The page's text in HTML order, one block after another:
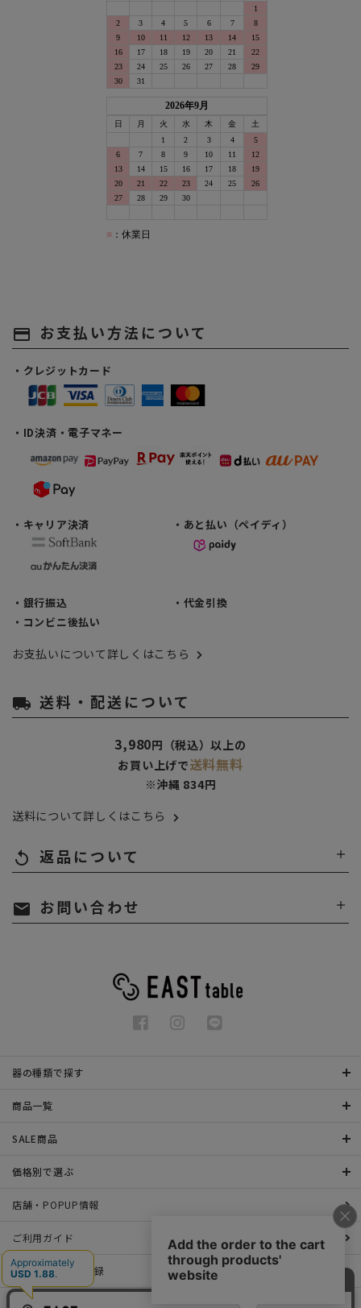
payment お支払い方法について
・クレジットカード
・ID決済・電子マネー
・キャリア決済 ・あと払い（ペイディ）
・銀行振込
・代金引換
・コンビニ後払い
お支払いについて詳しくはこちら
local_shipping 送料・配送について
3,980円（税込）以上の
お買い上げで送料無料
※沖縄 834円
送料について詳しくはこちら
replay 返品について
mail お問い合わせ
器の種類で探す
商品一覧
SALE商品
価格別で選ぶ
店舗・POPUP情報
ご利用ガイド
メールマガジン登録
お問い合わせ